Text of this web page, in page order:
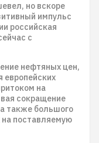
но вскоре
импульс
российская
с
нефтяных цен,
европейских
на
сокращение
также большого
на поставляемую